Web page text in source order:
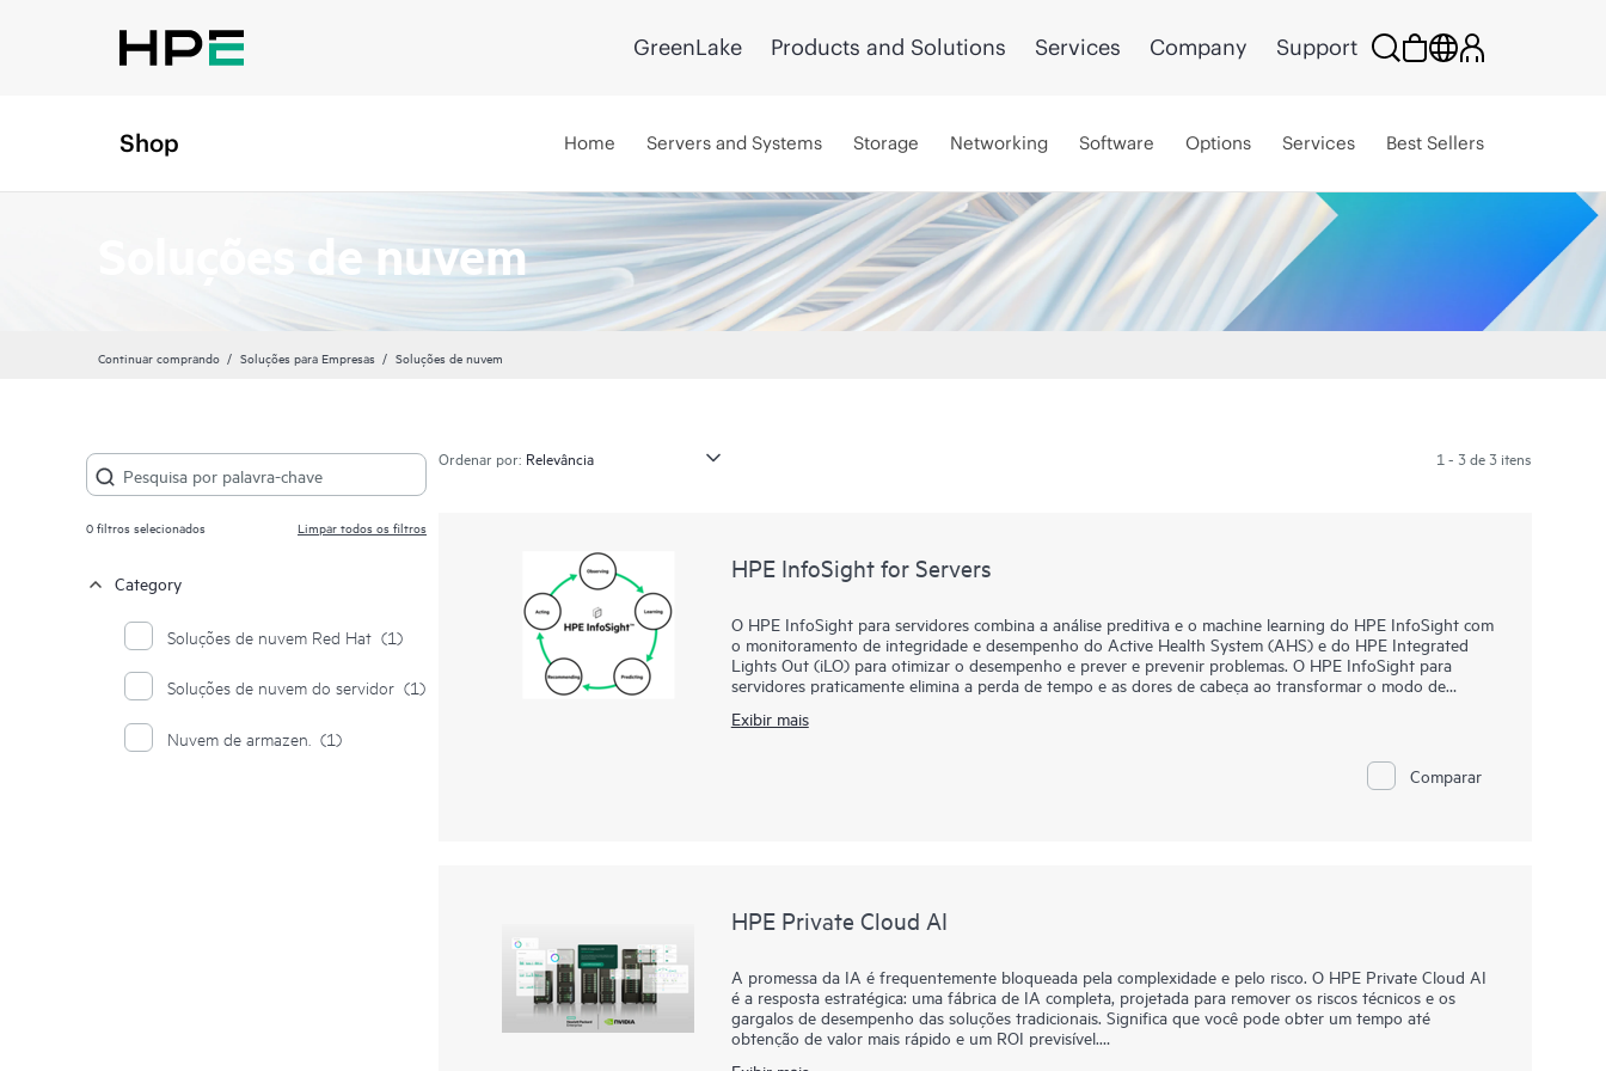
GreenLake Products and Solutions Services Company Support
Shop Home Servers and Systems Storage Networking Software Options Services Best Sellers
Soluções de nuvem
Continuar comprando Soluções para Empresas Soluções de nuvem
0filtros selecionados Limpar todos os filtros
Category
Soluções de nuvem Red Hat (1)
Soluções de nuvem do servidor (1)
Nuvem de armazen. (1)
Ordenar por: 1 - 3 de 3 itens
HPE InfoSight for Servers
O HPE InfoSight para servidores combina a análise preditiva e o machine learning do HPE InfoSight com
o monitoramento de integridade e desempenho do Active Health System (AHS) e do HPE Integrated
Lights Out (iLO) para otimizar o desempenho e prever e prevenir problemas. O HPE InfoSight para
servidores praticamente elimina a perda de tempo e as dores de cabeça ao transformar o modo de
fornecendo monitoramento proativo e contínuo de integridade e gravando milhares de parâmetros do
servidores analisa os dados de telemetria do AHS para obter insights dos comportamentos da base
instalada para apresentar recomendações de como resolver problemas e melhorar o desempenho. O iLO
Exibir mais
Comparar
HPE Private Cloud AI
A promessa da IA é frequentemente bloqueada pela complexidade e pelo risco. O HPE Private Cloud AI
é a resposta estratégica: uma fábrica de IA completa, projetada para remover os riscos técnicos e os
gargalos de desempenho das soluções tradicionais. Significa que você pode obter um tempo até
obtenção de valor mais rápido e um ROI previsível.